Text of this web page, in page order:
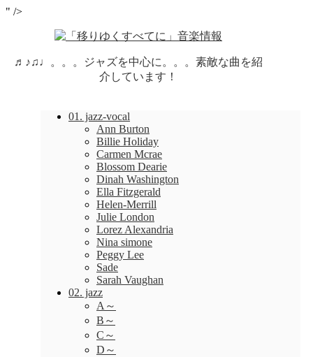
" />
♬♪♫♩。。。ジャズを中心に。。。素敵な曲を紹
介しています！
01. jazz-vocal
Ann Burton
Billie Holiday
Carmen Mcrae
Blossom Dearie
Dinah Washington
Ella Fitzgerald
Helen-Merrill
Julie London
Lorez Alexandria
Nina simone
Peggy Lee
Sade
Sarah Vaughan
02. jazz
A～
B～
C～
D～